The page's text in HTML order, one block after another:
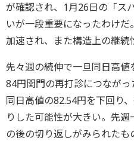
が確認され、1月26日の「ス
いが一段重要になったわけ
加速され、また構造上の継続
先々週の続伸で一旦同日高
84円関門の再打診につなが
同日高値の82.54円を下回り
りした可能性が大きい。先
の後の切り返しがみられた